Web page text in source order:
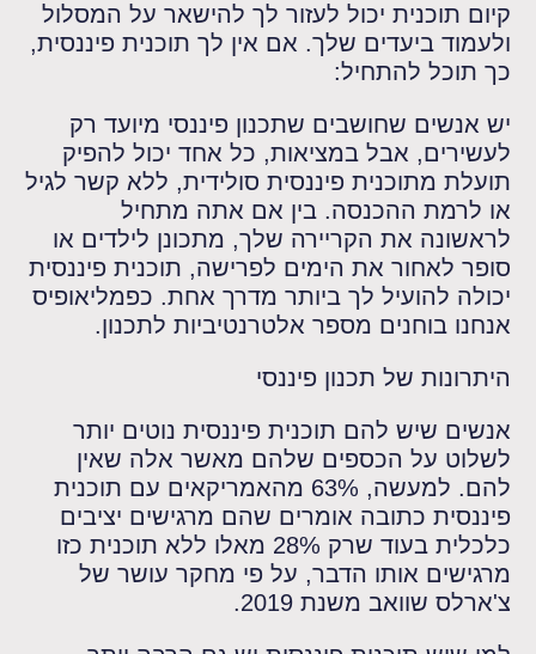
קיום תוכנית יכול לעזור לך להישאר על המסלול
ולעמוד ביעדים שלך. אם אין לך תוכנית פיננסית,
כך תוכל להתחיל:
יש אנשים שחושבים שתכנון פיננסי מיועד רק
לעשירים, אבל במציאות, כל אחד יכול להפיק
תועלת מתוכנית פיננסית סולידית, ללא קשר לגיל
או לרמת ההכנסה. בין אם אתה מתחיל
לראשונה את הקריירה שלך, מתכונן לילדים או
סופר לאחור את הימים לפרישה, תוכנית פיננסית
יכולה להועיל לך ביותר מדרך אחת. כפמליאופיס
אנחנו בוחנים מספר אלטרנטיביות לתכנון.
היתרונות של תכנון פיננסי
אנשים שיש להם תוכנית פיננסית נוטים יותר
לשלוט על הכספים שלהם מאשר אלה שאין
להם. למעשה, 63% מהאמריקאים עם תוכנית
פיננסית כתובה אומרים שהם מרגישים יציבים
כלכלית בעוד שרק 28% מאלו ללא תוכנית כזו
מרגישים אותו הדבר, על פי מחקר עושר של
צ'ארלס שוואב משנת 2019.